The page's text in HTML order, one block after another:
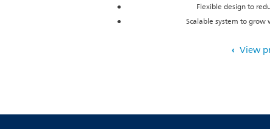
Flexible design to
Scalable system to grow
View